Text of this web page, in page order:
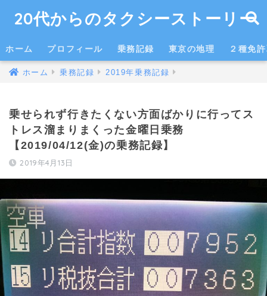
20代からのタクシーストーリー
ホーム プロフィール 乗務記録 東京の地理 ２種免
ホーム 乗務記録 2019年乗務記録
乗せられず行きたくない方面ばかりに行ってス
トレス溜まりまくった金曜日乗務
【2019/04/12(金)の乗務記録】
2019年4月13日